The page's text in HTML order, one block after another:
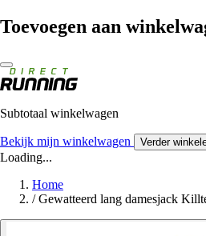
Toevoegen aan
Subtotaal winkelwagen
Bekijk mijn winkelwagen Verder
Loading...
Home
/ Gewatteerd lang damesjack